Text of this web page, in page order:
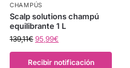
CHAMPÚS
Scalp solutions champú
equilibrante 1 L
139,11€ 95,99€
Recibir notificación